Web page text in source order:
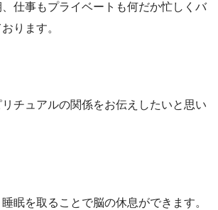
仕事もプライベートも何だか忙しくバ
ります。
チュアルの関係をお伝えしたいと思い
眠を取ることで脳の休息ができます。